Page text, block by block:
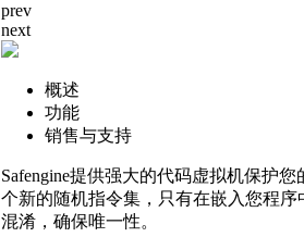
prev
next
概述
功能
销售与支持
Safengine提供强大的代码虚拟机保护
个新的随机指令集，只有在嵌入您程
混淆，确保唯一性。